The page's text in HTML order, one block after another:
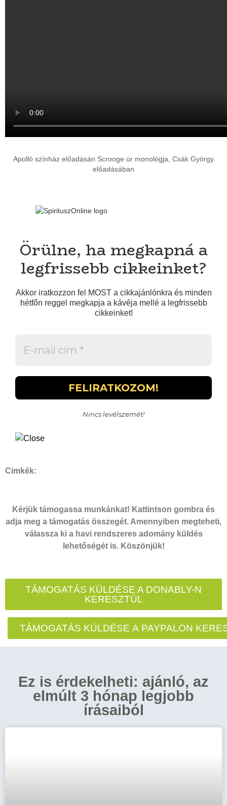
Apolló színház előadásán Scrooge úr monológja, Csák György
előadásában
Örülne, ha megkapná a
legfrissebb cikkeinket?
Akkor iratkozzon fel MOST a cikkajánlónkra és minden
hétfőn reggel megkapja a kávéja mellé a legfrissebb
cikkeinket!
Nincs levélszemét!
Cimkék:
Kérjük támogassa munkánkat! Kattintson gombra és
adja meg a támogatás összegét. Amennyiben megteheti,
válassza ki a havi rendszeres adomány küldés
lehetőségét is. Köszönjük!
TÁMOGATÁS KÜLDÉSE A DONABLY-N
KERESZTÜL
TÁMOGATÁS KÜLDÉSE A PAYPALON
Ez is érdekelheti: ajánló, az
elmúlt 3 hónap legjobb
írásaiból